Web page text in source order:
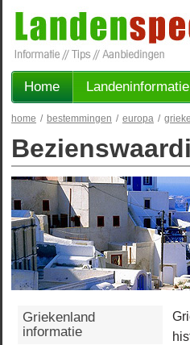
Home Landeninformatie
home / bestemmingen / europa /
Griekenland
informatie